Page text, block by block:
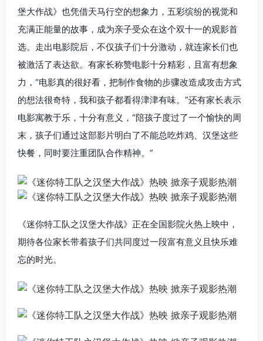
堡大作战》也凭借天马行空的想象力，五彩缤纷的视觉和
充满正能量的故事，成为亲子受众在这个双十一的观影首
选。走出电影院后，不仅孩子们十分激动，就连家长们也
被激活了表达欲。有家长称赞电影十分精彩，且富有想象
力，“电影真的很好看，把制作食物的步骤改造成攻击方式
的想法很奇特，我和孩子都看得津津有味。”还有家长表示
电影寓教于乐，十分有意义，“陪孩子度过了一个愉快的周
末，孩子们通过这部影片明白了不能总吃炸鸡、汉堡这些
快餐，同时要注重团队合作精神。”
《迷你特工队之汉堡大作战》正在全国影院火热上映中，
期待各位家长带着孩子们共同度过一段富有意义且快乐难
忘的时光。